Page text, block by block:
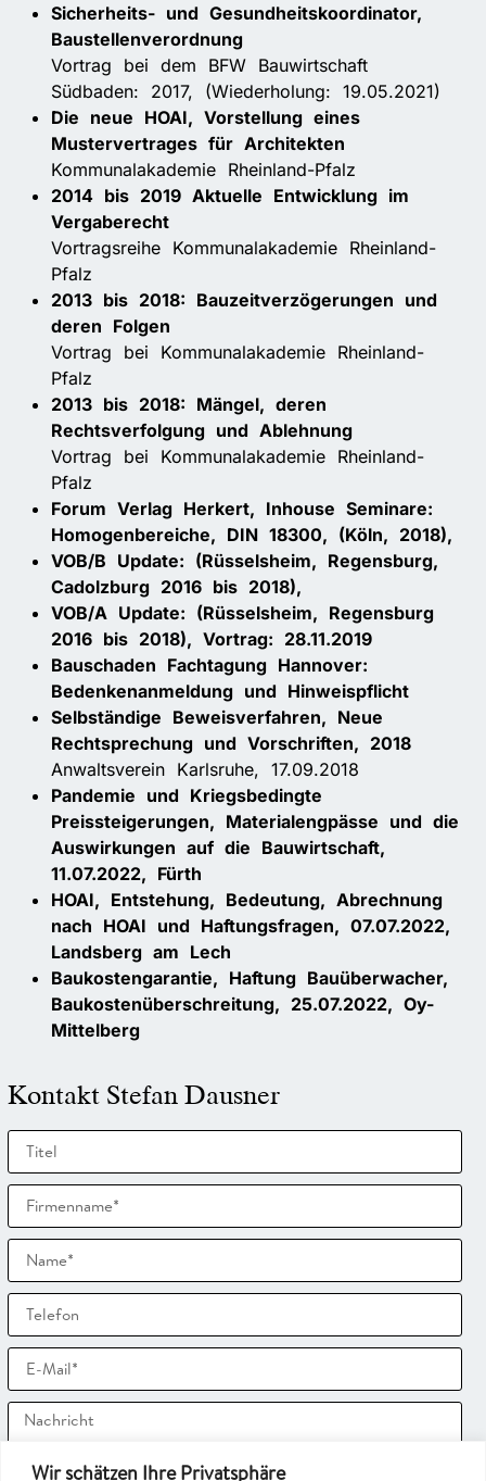
Wir schätzen Ihre Privatsphäre
Sicherheits- und Gesundheitskoordinator,
Baustellenverordnung
Vortrag bei dem BFW Bauwirtschaft
Südbaden: 2017, (Wiederholung: 19.05.2021)
Die neue HOAI, Vorstellung eines
Mustervertrages für Architekten
Kommunalakademie Rheinland-Pfalz
2014 bis 2019 Aktuelle Entwicklung im
Vergaberecht
Vortragsreihe Kommunalakademie Rheinland-
Pfalz
2013 bis 2018: Bauzeitverzögerungen und
deren Folgen
Vortrag bei Kommunalakademie Rheinland-
Pfalz
2013 bis 2018: Mängel, deren
Rechtsverfolgung und Ablehnung
Vortrag bei Kommunalakademie Rheinland-
Pfalz
Forum Verlag Herkert, Inhouse Seminare:
Homogenbereiche, DIN 18300, (Köln, 2018),
VOB/B Update: (Rüsselsheim, Regensburg,
Cadolzburg 2016 bis 2018),
VOB/A Update: (Rüsselsheim, Regensburg
2016 bis 2018), Vortrag: 28.11.2019
Bauschaden Fachtagung Hannover:
Bedenkenanmeldung und Hinweispflicht
Selbständige Beweisverfahren, Neue
Rechtsprechung und Vorschriften, 2018
Anwaltsverein Karlsruhe, 17.09.2018
Pandemie und Kriegsbedingte
Preissteigerungen, Materialengpässe und die
Auswirkungen auf die Bauwirtschaft,
11.07.2022, Fürth
HOAI, Entstehung, Bedeutung, Abrechnung
nach HOAI und Haftungsfragen, 07.07.2022,
Landsberg am Lech
Baukostengarantie, Haftung Bauüberwacher,
Baukostenüberschreitung, 25.07.2022, Oy-
Mittelberg
Kontakt Stefan Dausner